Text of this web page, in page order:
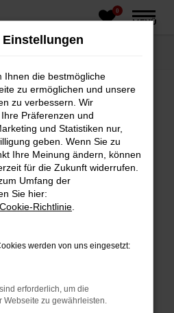
0
MENÜ
Error
aufgetreten.
die dir helfen können:
und deine
zum Beispiel deine
Seiten
die Seite in einem
Einstellungen
Ihnen die bestmögliche
zu ermöglichen und unsere
zu verbessern. Wir
Präferenzen und
und Statistiken nur,
geben. Wenn Sie zu
Ihre Meinung ändern, können
für die Zukunft widerrufen.
Umfang der
Sie hier:
Cookie-Richtlinie
werden von uns eingesetzt:
erforderlich, um die
Webseite zu gewährleisten.